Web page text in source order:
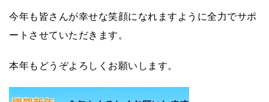
今年も皆さんが幸せな笑顔になれますように全力でサポ
ートさせていただきます。
本年もどうぞよろしくお願いします。